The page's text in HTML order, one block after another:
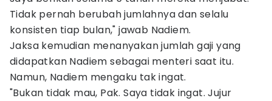
Tidak pernah berubah jumlahnya dan selalu
konsisten tiap bulan," jawab Nadiem.
Jaksa kemudian menanyakan jumlah gaji yang
didapatkan Nadiem sebagai menteri saat itu.
Namun, Nadiem mengaku tak ingat.
"Bukan tidak mau, Pak. Saya tidak ingat. Jujur